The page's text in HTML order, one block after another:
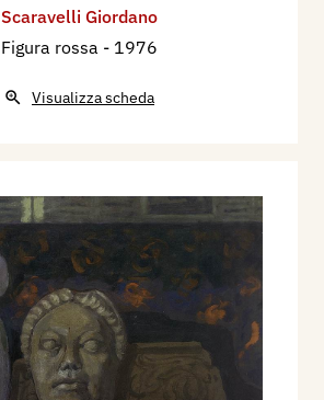
Scaravelli Giordano
Figura rossa - 1976
Visualizza scheda